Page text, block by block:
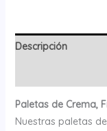
Descripción
Paletas de Crema,
Nuestras paletas